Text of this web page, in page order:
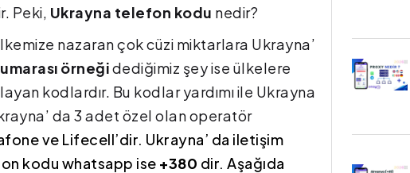
Peki, Ukrayna telefon kodu nedir?
nazaran çok cüzi miktarlara Ukrayna’
örneğidediğimiz şey ise ülkelere
kodlardır. Bu kodlar yardımı ile Ukrayna
da 3 adet özel olan operatör
ve Lifecell’dir. Ukrayna’ da iletişim
kodu whatsapp ise +380 dir. Aşağıda